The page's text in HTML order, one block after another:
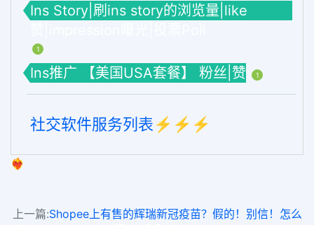
Ins Story|刷ins story的浏览量|like
1
Ins推广 【美国USA套餐】 粉丝|赞 1
社交软件服务列表⚡️⚡️⚡️
❤️‍🔥
上一篇:Shopee上有售的辉瑞新冠疫苗？假的！别信！怎么